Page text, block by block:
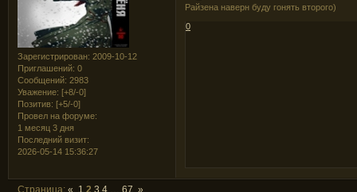
Зарегистрирован: 2009-10-12
Приглашений: 0
Сообщений: 2983
Уважение: [+8/-0]
Позитив: [+5/-0]
Провел на форуме:
1 месяц 3 дня
Последний визит:
2026-05-14 15:36:27
Райзена наверн буду гонять второго)
0